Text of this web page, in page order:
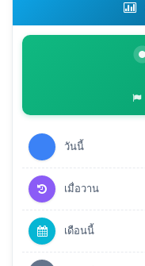
วันนี้
เมื่อวาน
เดือนนี้